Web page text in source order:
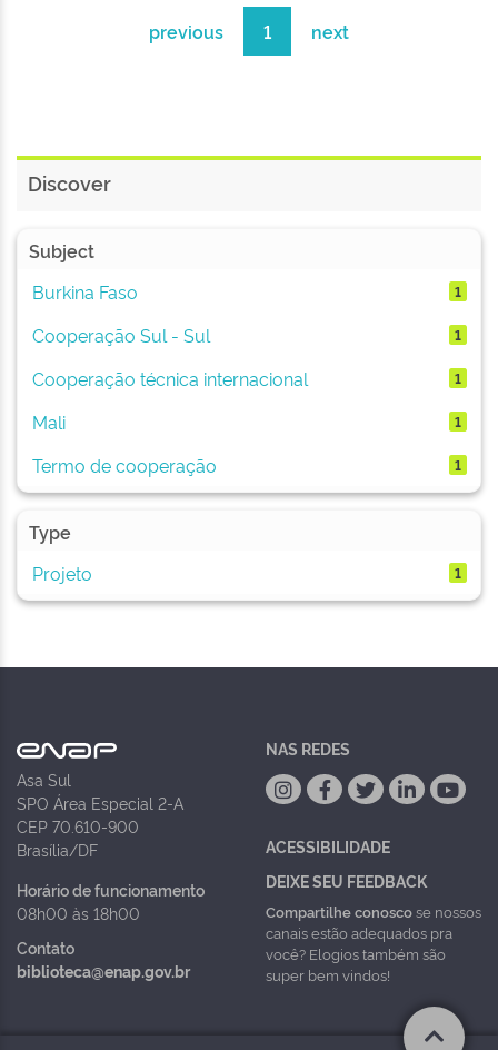
previous 1 next
Discover
Subject
Burkina Faso
1
Cooperação Sul - Sul 1
Cooperação técnica internacional 1
Mali 1
Termo de cooperação 1
Type
Projeto
1
Asa Sul
SPO Área Especial 2-A
CEP 70.610-900
Brasília/DF
Horário de funcionamento
08h00 às 18h00
Contato
biblioteca@enap.gov.br
NAS REDES
ACESSIBILIDADE
DEIXE SEU FEEDBACK
Compartilhe conoscose nossos
canais estão adequados pra
você? Elogios também são
super bem vindos!